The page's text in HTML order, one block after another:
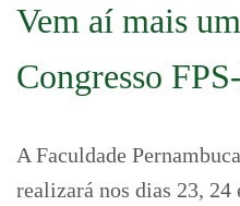
Vem aí mais
Congresso
A Faculdade
realizará nos dias 23, 24